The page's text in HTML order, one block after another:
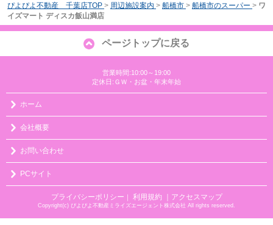
ぴよぴよ不動産 千葉店TOP > 周辺施設案内 > 船橋市 > 船橋市のスーパー > ワ
イズマート ディスカ飯山満店
ページトップに戻る
営業時間:10:00～19:00
定休日:ＧＷ・お盆・年末年始
ホーム
会社概要
お問い合わせ
PCサイト
プライバシーポリシー ｜ 利用規約 ｜アクセスマップ
Copyright(c) ぴよぴよ不動産ミライズエージェント株式会社 All rights reserved.